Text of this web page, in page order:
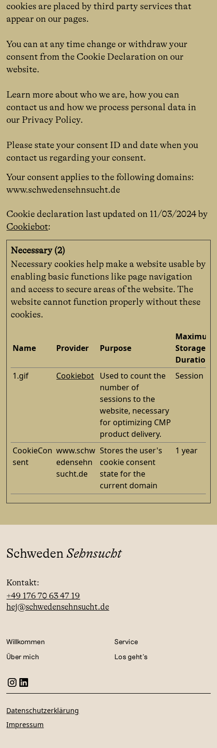
cookies are placed by third party services that
appear on our pages.
You can at any time change or withdraw your
consent from the Cookie Declaration on our
website.
Learn more about who we are, how you can
contact us and how we process personal data in
our Privacy Policy.
Please state your consent ID and date when you
contact us regarding your consent.
Your consent applies to the following domains:
www.schwedensehnsucht.de
Cookie declaration last updated on 11/03/2024 by
Cookiebot:
Necessary (2)
Necessary cookies help make a website usable by
enabling basic functions like page navigation
and access to secure areas of the website. The
website cannot function properly without these
cookies.
Name Provider Purpose
Maximum
Storage
Duration
1.gif
Cookiebot Used to count the
number of
sessions to the
website, necessary
for optimizing CMP
product delivery.
Session
CookieCon
sent
www.schw
edensehn
sucht.de
Stores the user's
cookie consent
state for the
current domain
1 year
SchwedenSehnsucht
Kontakt:
+49 176 70 63 47 19
hej@schwedensehnsucht.de
Willkommen
Über mich
Service
Los geht's
Datenschutzerklärung
Impressum